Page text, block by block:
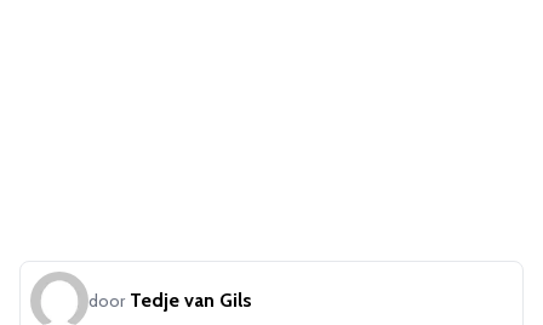
door Tedje van Gils